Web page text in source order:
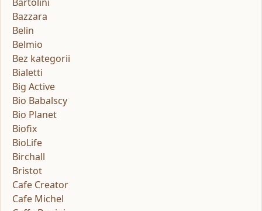
Bazzara
Belin
Belmio
Bez kategorii
Bialetti
Big Active
Bio Babalscy
Bio Planet
Biofix
BioLife
Birchall
Bristot
Cafe Creator
Cafe Michel